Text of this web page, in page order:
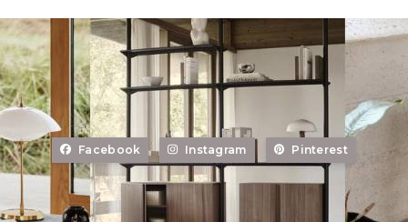
Facebook Instagram Pinterest